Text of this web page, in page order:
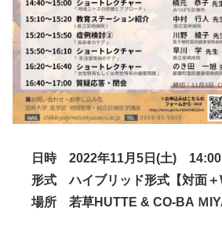
日時 2022年11月5日(土) 14:00
形式 ハイブリッド形式【対面＋
場所 若草HUTTE & CO-BA Ｍ